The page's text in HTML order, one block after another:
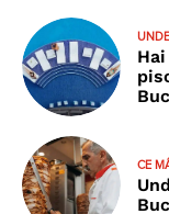
CE